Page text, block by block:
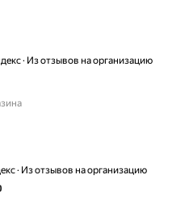
· Из отзывов на организацию
· Из отзывов на организацию